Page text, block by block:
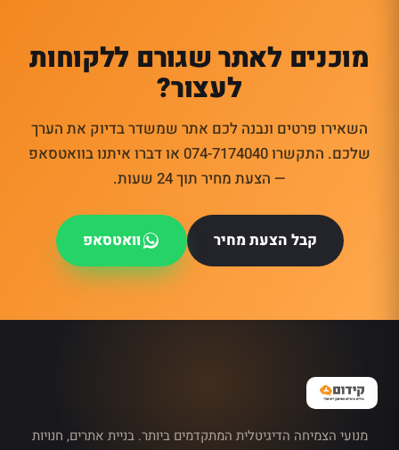
מוכנים לאתר שגורם ללקוחות
לעצור?
השאירו פרטים ונבנה לכם אתר שמשדר בדיוק את הערך
שלכם. התקשרו 074-7174040 או דברו איתנו בוואטסאפ
— הצעת מחיר תוך 24 שעות.
קבל הצעת מחיר וואטסאפ
מנועי הצמיחה הדיגיטלית המתקדמים ביותר. בניית אתרים, חנויות